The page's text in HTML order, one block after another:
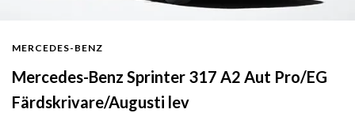
MERCEDES-BENZ
Mercedes-Benz Sprinter 317 A2 Aut Pro/EG
Färdskrivare/Augusti lev